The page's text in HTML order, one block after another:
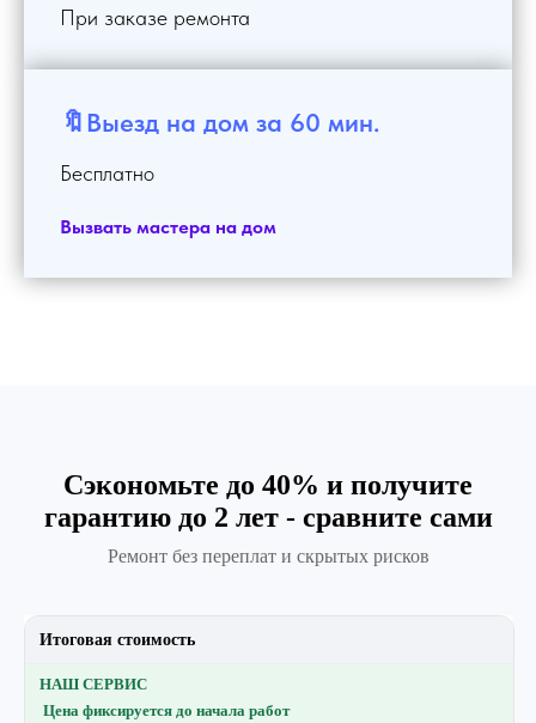
При заказе ремонта
🔖Выезд на дом за 60 мин.
Бесплатно
Вызвать мастера на дом
Сэкономьте до 40% и получите
гарантию до 2 лет - сравните сами
Ремонт без переплат и скрытых рисков
Итоговая стоимость
Цена фиксируется до начала работ